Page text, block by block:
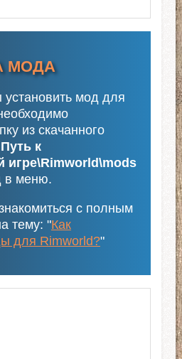
МОДА
установить мод для
из скачанного
Путь к
игре\Rimworld\mods
в меню.
с полным
тему: "Как
для Rimworld?"